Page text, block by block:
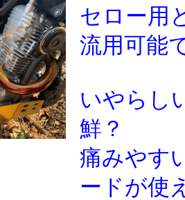
セロー用
流用可能
いやらし
鮮？
痛みやす
ードが使